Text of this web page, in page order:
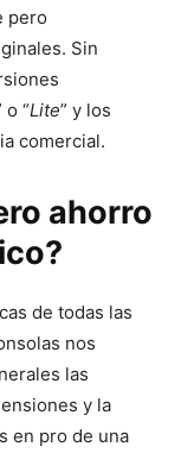
pero
Sin
o “Lite” y los
comercial.
ahorro
de todas las
nos
las
y la
en pro de una